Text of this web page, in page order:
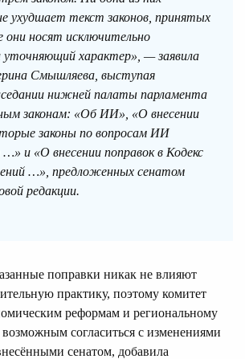
ухудшает текст законов, принятых
носят исключительно
уточняющий характер», — заявила
Смышляева, выступая
нижней палаты парламента
законам: «Об ИИ», «О внесении
законы по вопросам ИИ
и «О внесении поправок в Кодекс
…», предложенных сенатом
редакции.
поправки никак не влияют
практику, поэтому комитет
реформам и региональному
согласиться с изменениями
сенатом, добавила